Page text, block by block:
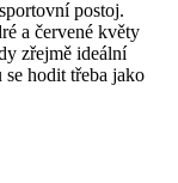
postoj.
a červené květy
zřejmě ideální
hodit třeba jako